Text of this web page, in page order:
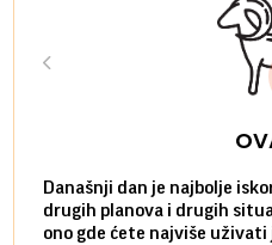
Današnji dan je najbolje
drugih planova i drugih
ono gde ćete najviše